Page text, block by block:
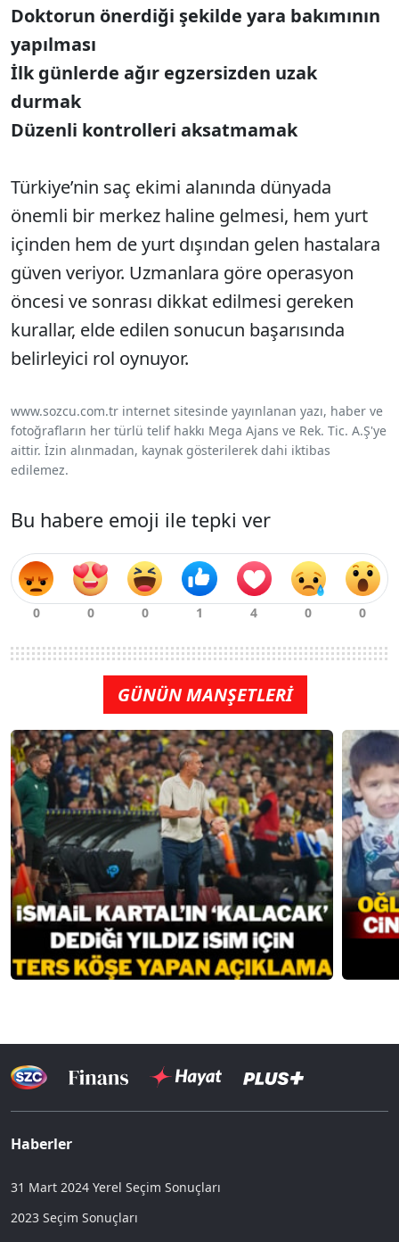
Doktorun önerdiği şekilde yara bakımının
yapılması
İlk günlerde ağır egzersizden uzak
durmak
Düzenli kontrolleri aksatmamak
Türkiye’nin saç ekimi alanında dünyada
önemli bir merkez haline gelmesi, hem yurt
içinden hem de yurt dışından gelen hastalara
güven veriyor. Uzmanlara göre operasyon
öncesi ve sonrası dikkat edilmesi gereken
kurallar, elde edilen sonucun başarısında
belirleyici rol oynuyor.
www.sozcu.com.tr internet sitesinde yayınlanan yazı, haber ve
fotoğrafların her türlü telif hakkı Mega Ajans ve Rek. Tic. A.Ş'ye
aittir. İzin alınmadan, kaynak gösterilerek dahi iktibas
edilemez.
Bu habere emoji ile tepki ver
GÜNÜN MANŞETLERİ
Haberler
31 Mart 2024 Yerel Seçim Sonuçları
2023 Seçim Sonuçları